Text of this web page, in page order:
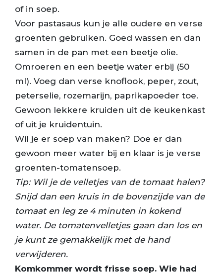
of in soep.
Voor pastasaus kun je alle oudere en verse
groenten gebruiken. Goed wassen en dan
samen in de pan met een beetje olie.
Omroeren en een beetje water erbij (50
ml). Voeg dan verse knoflook, peper, zout,
peterselie, rozemarijn, paprikapoeder toe.
Gewoon lekkere kruiden uit de keukenkast
of uit je kruidentuin.
Wil je er soep van maken? Doe er dan
gewoon meer water bij en klaar is je verse
groenten-tomatensoep.
Tip: Wil je de velletjes van de tomaat halen?
Snijd dan een kruis in de bovenzijde van de
tomaat en leg ze 4 minuten in kokend
water. De tomatenvelletjes gaan dan los en
je kunt ze gemakkelijk met de hand
verwijderen.
Komkommer wordt frisse soep. Wie had